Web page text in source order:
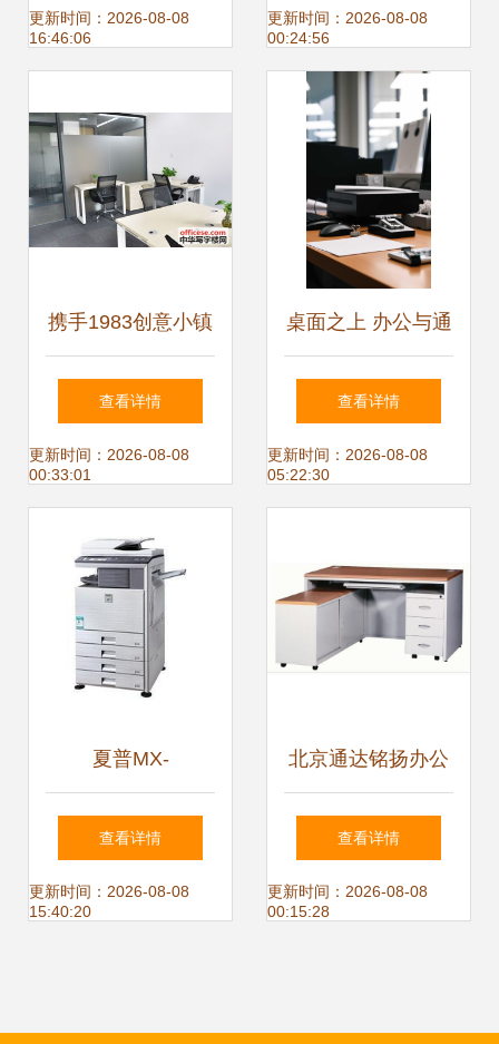
更新时间：2026-08-08
16:46:06
位的高效办公之选
更新时间：2026-08-08
00:24:56
携手1983创意小镇
写字楼，开启高效
办公新篇
查看详情
更新时间：2026-08-08
00:33:01
桌面之上 办公与通
讯设备的和谐共处
之道
查看详情
更新时间：2026-08-08
05:22:30
夏普MX-
4101N/5001N复印
机 高效办公的核心
查看详情
更新时间：2026-08-08
15:40:20
北京通达铭扬办公
设备 助力高效卓越
办公环境
查看详情
更新时间：2026-08-08
00:15:28